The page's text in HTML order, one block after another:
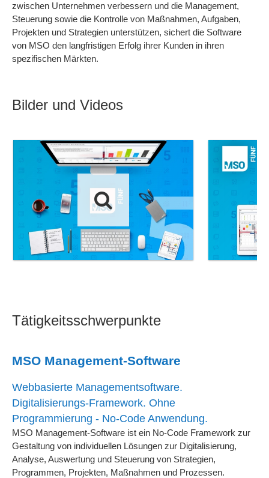
zwischen Unternehmen verbessern und die Management,
Steuerung sowie die Kontrolle von Maßnahmen, Aufgaben,
Projekten und Strategien unterstützen, sichert die Software
von MSO den langfristigen Erfolg ihrer Kunden in ihren
spezifischen Märkten.
Bilder und Videos
Tätigkeitsschwerpunkte
MSO Management-Software
Webbasierte Managementsoftware.
Digitalisierungs-Framework. Ohne
Programmierung - No-Code Anwendung.
MSO Management-Software ist ein No-Code Framework zur
Gestaltung von individuellen Lösungen zur Digitalisierung,
Analyse, Auswertung und Steuerung von Strategien,
Programmen, Projekten, Maßnahmen und Prozessen.